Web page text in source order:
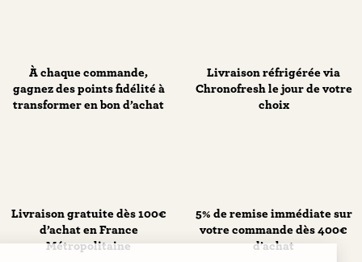
À chaque commande,
gagnez des points fidélité à
transformer en bon d’achat
Livraison réfrigérée via
Chronofresh le jour de votre
choix
Livraison gratuite dès 100€
d’achat en France
Métropolitaine
5% de remise immédiate sur
votre commande dès 400€
d’achat